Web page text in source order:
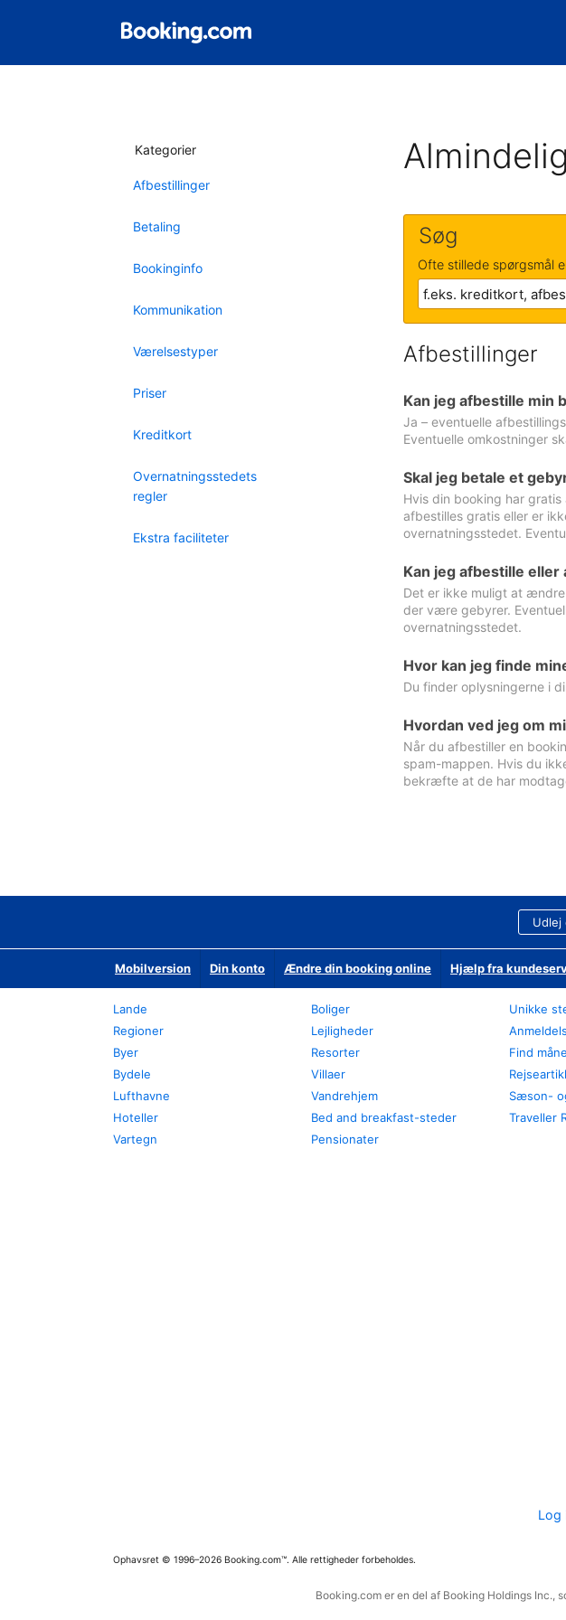
Kategorier
Afbestillinger
Betaling
Bookinginfo
Kommunikation
Værelsestyper
Priser
Kreditkort
Overnatningsstedets
regler
Ekstra faciliteter
Søg
Ofte stillede spørgsmål
Afbestillinger
Kan jeg afbestille min
Ja – eventuelle
Eventuelle omkostninger
Skal jeg betale et
Hvis din booking har
afbestilles gratis eller er
overnatningsstedet.
Kan jeg afbestille
Det er ikke muligt at
der være gebyrer.
overnatningsstedet.
Hvor kan jeg finde
Du finder oplysningerne i
Hvordan ved jeg om
Når du afbestiller en
spam-mappen. Hvis du
bekræfte at de har
Udlej
Mobilversion Din konto Ændre din booking online Hjælp fra
Lande
Regioner
Byer
Bydele
Lufthavne
Hoteller
Vartegn
Boliger
Lejligheder
Resorter
Villaer
Vandrehjem
Bed and breakfast-steder
Pensionater
Unikke
Find
Sæson-
Traveller
Log
Ophavsret © 1996–2026 Booking.com™. Alle rettigheder forbeholdes.
Booking.com er en del af Booking Holdings Inc.,